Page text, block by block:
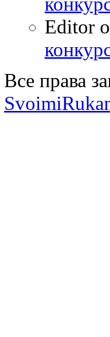
Editor
Все права